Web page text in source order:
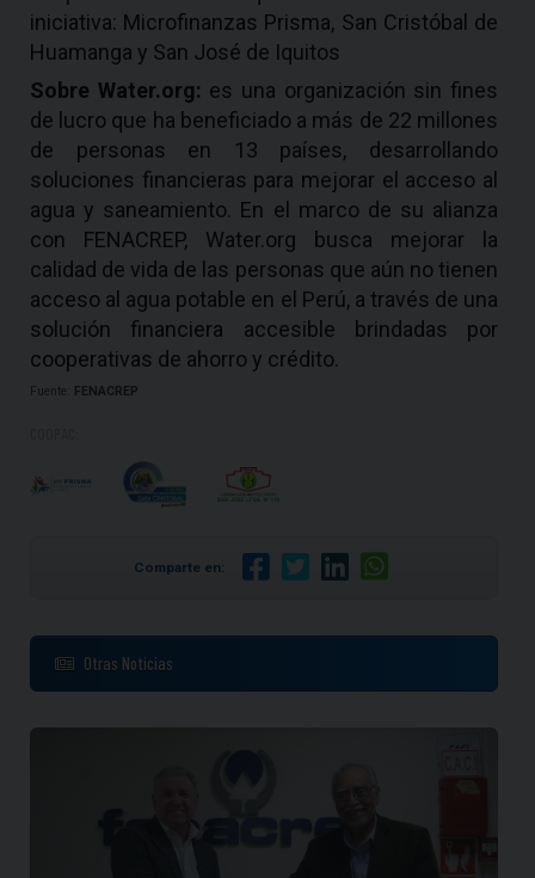
iniciativa: Microfinanzas Prisma, San Cristóbal de
Huamanga y San José de Iquitos
Sobre Water.org: es una organización sin fines
de lucro que ha beneficiado a más de 22 millones
de personas en 13 países, desarrollando
soluciones financieras para mejorar el acceso al
agua y saneamiento. En el marco de su alianza
con FENACREP, Water.org busca mejorar la
calidad de vida de las personas que aún no tienen
acceso al agua potable en el Perú, a través de una
solución financiera accesible brindadas por
cooperativas de ahorro y crédito.
Fuente: FENACREP
Comparte en:
Otras Noticias